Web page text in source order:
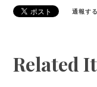
通報する
Related